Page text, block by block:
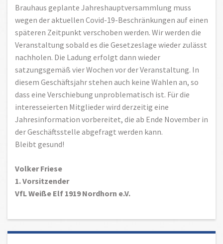
Brauhaus geplante Jahreshauptversammlung muss
wegen der aktuellen Covid-19-Beschränkungen auf einen
späteren Zeitpunkt verschoben werden. Wir werden die
Veranstaltung sobald es die Gesetzeslage wieder zulässt
nachholen. Die Ladung erfolgt dann wieder
satzungsgemäß vier Wochen vor der Veranstaltung. In
diesem Geschäftsjahr stehen auch keine Wahlen an, so
dass eine Verschiebung unproblematisch ist. Für die
interesseierten Mitglieder wird derzeitig eine
Jahresinformation vorbereitet, die ab Ende November in
der Geschäftsstelle abgefragt werden kann.
Bleibt gesund!
Volker Friese
1. Vorsitzender
VfL Weiße Elf 1919 Nordhorn e.V.